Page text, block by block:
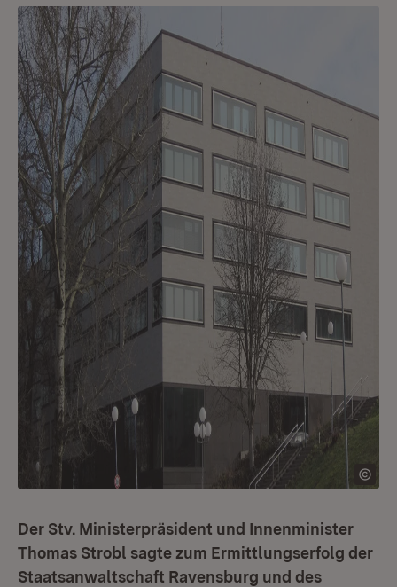
Der Stv. Ministerpräsident und Innenminister
Thomas Strobl sagte zum Ermittlungserfolg der
Staatsanwaltschaft Ravensburg und des